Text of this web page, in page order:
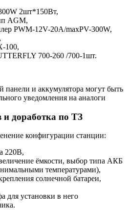
2шт*150Вт,
AGM,
PWM-12V-20A/maxPV-300W,
100,
700-260 /700-1шт.
панели и аккумулятора могут быть
уведомления на аналоги
и доработка по ТЗ
конфигурации станции:
220В,
ёмкости, выбор типа АКБ
температурами),
солнечной батареи,
для установки в него